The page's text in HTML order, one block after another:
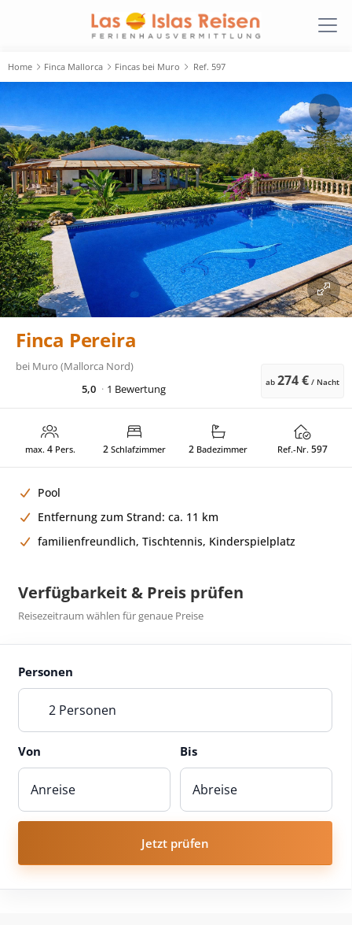
Home Finca Mallorca Fincas bei Muro Ref. 597
Finca Pereira
bei Muro (Mallorca Nord)
5,0
1 Bewertung ab 274 € / Nacht
max. 4Pers. 2 Schlafzimmer 2 Badezimmer Ref.-Nr. 597
Pool
Entfernung zum Strand: ca. 11 km
familienfreundlich, Tischtennis, Kinderspielplatz
Verfügbarkeit & Preis prüfen
Reisezeitraum wählen für genaue Preise
Personen
2 Personen
Von Bis
Jetzt prüfen